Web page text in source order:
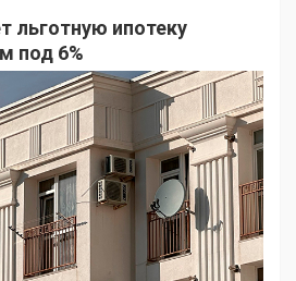
льготную ипотеку
под 6%